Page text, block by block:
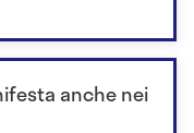
anche nei